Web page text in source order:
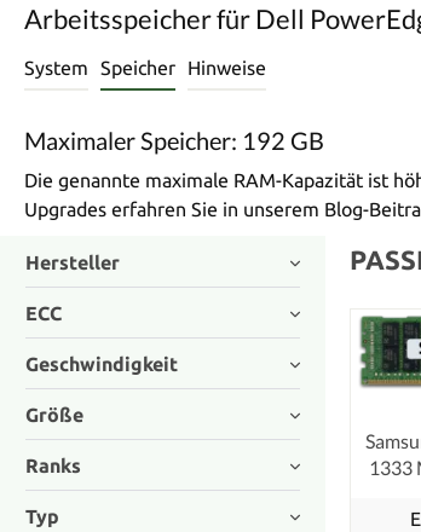
Arbeitsspeicher für Dell
System Speicher Hinweise
Maximaler Speicher: 192 GB
Die genannte maximale RAM-Kapazität ist
Upgrades erfahren Sie in unserem Blog-
Hersteller
ECC
Geschwindigkeit
Größe
Ranks
Typ
1333